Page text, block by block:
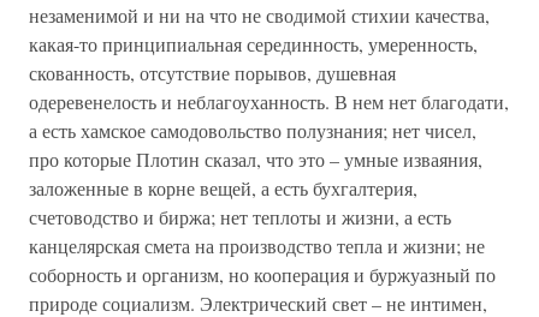
незаменимой и ни на что не сводимой стихии качества,
какая-то принципиальная серединность, умеренность,
скованность, отсутствие порывов, душевная
одеревенелость и неблагоуханность. В нем нет благодати,
а есть хамское самодовольство полузнания; нет чисел,
про которые Плотин сказал, что это – умные изваяния,
заложенные в корне вещей, а есть бухгалтерия,
счетоводство и биржа; нет теплоты и жизни, а есть
канцелярская смета на производство тепла и жизни; не
соборность и организм, но кооперация и буржуазный по
природе социализм. Электрический свет – не интимен,